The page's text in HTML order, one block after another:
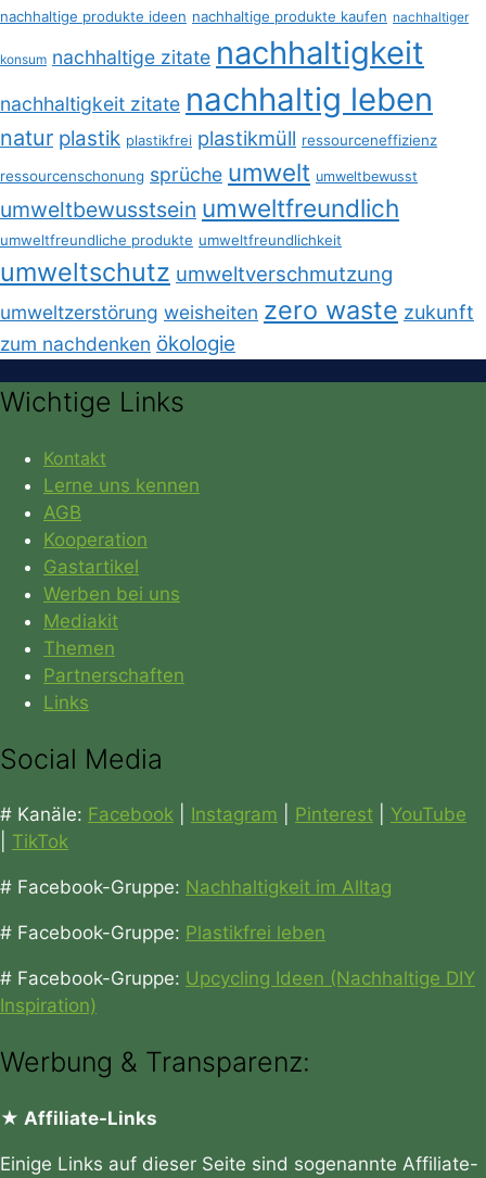
nachhaltige produkte ideen nachhaltige produkte kaufen nachhaltiger
konsum nachhaltige zitate nachhaltigkeit
nachhaltigkeit zitate nachhaltig leben
natur plastik plastikfrei plastikmüll ressourceneffizienz
ressourcenschonung sprüche umwelt umweltbewusst
umweltbewusstsein umweltfreundlich
umweltfreundliche produkte umweltfreundlichkeit
umweltschutz umweltverschmutzung
umweltzerstörung weisheiten zero waste zukunft
zum nachdenken ökologie
Wichtige Links
Kontakt
Lerne uns kennen
AGB
Kooperation
Gastartikel
Werben bei uns
Mediakit
Themen
Partnerschaften
Links
Social Media
# Kanäle: Facebook Instagram Pinterest
YouTube
TikTok
# Facebook-Gruppe: Nachhaltigkeit im Alltag
# Facebook-Gruppe: Plastikfrei leben
# Facebook-Gruppe: Upcycling Ideen (Nachhaltige DIY
Inspiration)
Werbung & Transparenz:
★ Affiliate-Links
Einige Links auf dieser Seite sind sogenannte Affiliate-